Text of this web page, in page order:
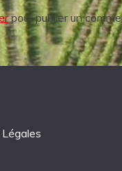
pour publier un